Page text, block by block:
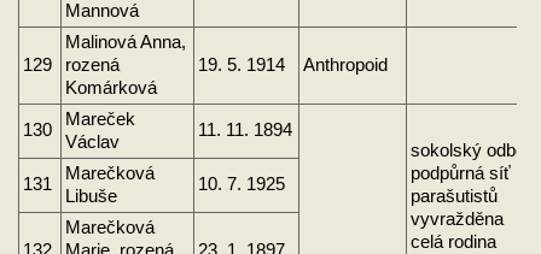
Mannová
129
Malinová Anna,
rozená
Komárková
19. 5. 1914 Anthropoid
130
Mareček
Václav
11. 11. 1894
sokolský odboj
podpůrná síť
parašutistů
vyvražděna
celá rodina
131
Marečková
Libuše
10. 7. 1925
Marečková